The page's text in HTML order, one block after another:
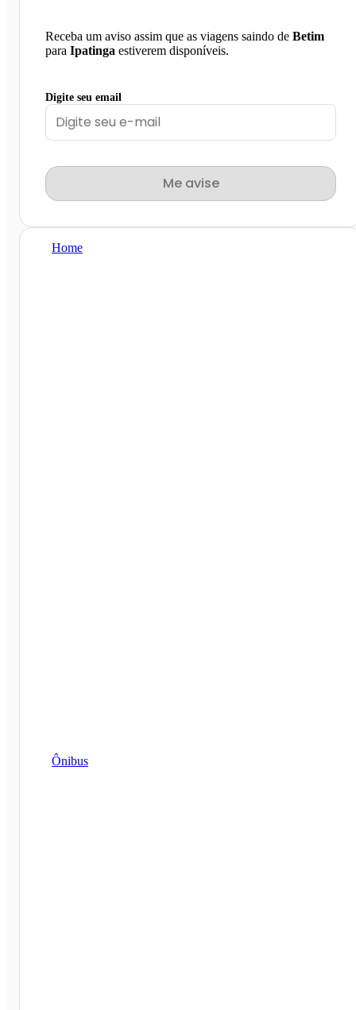
Receba um aviso assim que as viagens saindo de Betim
para Ipatinga estiverem disponíveis.
Digite seu email
Me avise
Home
Ônibus